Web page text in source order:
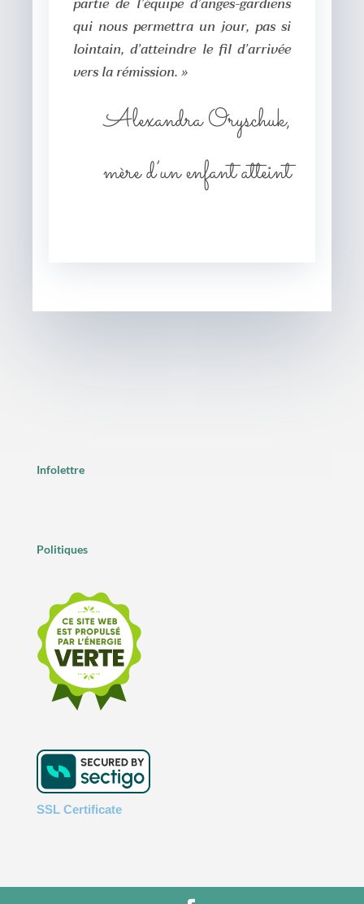
qui nous permettra un jour, pas si
lointain, d’atteindre le fil d’arrivée
vers la rémission. »
Alexandra Oryschuk,
mère d’un enfant atteint
Infolettre
Politiques
SSL Certificate